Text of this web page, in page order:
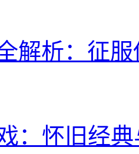
解析：征
：怀旧经